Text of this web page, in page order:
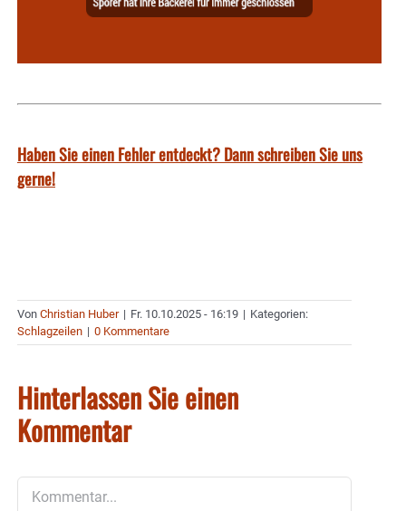
Haben Sie einen Fehler entdeckt? Dann schreiben Sie uns
gerne!
Von Christian Huber | Fr. 10.10.2025 - 16:19 | Kategorien:
Schlagzeilen | 0 Kommentare
Hinterlassen Sie einen
Kommentar